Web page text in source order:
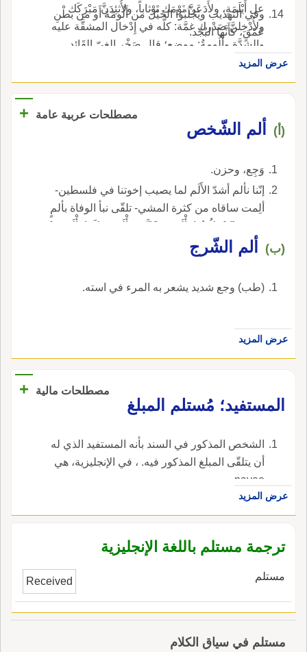
عل أَيْلَمَةٍ، ولأَدَعَنَّ نَوْمَك تَوْثاباً، ولأُثئِدَنَّ مَبْرَكَك
ولأُدْخِلنَّ صَدْرك غمَّة: كلُّه في إِدْخال المشقَّة عليه
والشدَّة وأَلُومةُ: موضع؛ قال صَخْر الغيّ القَائد
الخَيْلَ من أَلومَةَ أَ من بَطْن وادٍ، كأَنها العجَد (* قوله [
قال صخر الغيّ ] أنشده في ياقوت هكذا هم جلبوا
بجاد وهو كساء مخطط اه.
وفي التهذيب ويَجْلُبُوا الخَيْلَ من أَلُومَةَ أَو من بَطْنِ
عَمْقٍ، كأَنَّها البُجُد.
عرض المزيد
مصطلحات عربية عامة +
(أ) ألم الشّخص
وَجِع، وحزن.
إنّنا نألم أشدّ الأَلَم لما يصيب إخوتنا في فلسطين-
ألِمت ساقاه من كثرة المشي- تلقّى نبأ الوفاة بألمٍ
شديد- {إِنْ تَكُونُوا تَأْلَمُونَ فَإِنَّهُمْ يَأْلَمُونَ كَمَا تَأْلَمُونَ}.
(ب) ألم الشّرج
(طب) وجع شديد يشعر به المرء في استه.
عرض المزيد
مصطلحات مالية
+
المستفيد؛ مُستلم المبلغ
الشخص المذكور في السند بأنه المستفيد الذي له
أن يتلقّى المبلغ المذكور فيه. ، في الإنجليزية، هي
payee.
عرض المزيد
ترجمة مستلم باللغة الإنجليزية
مستلم Received
مستلم في سياق الكلام